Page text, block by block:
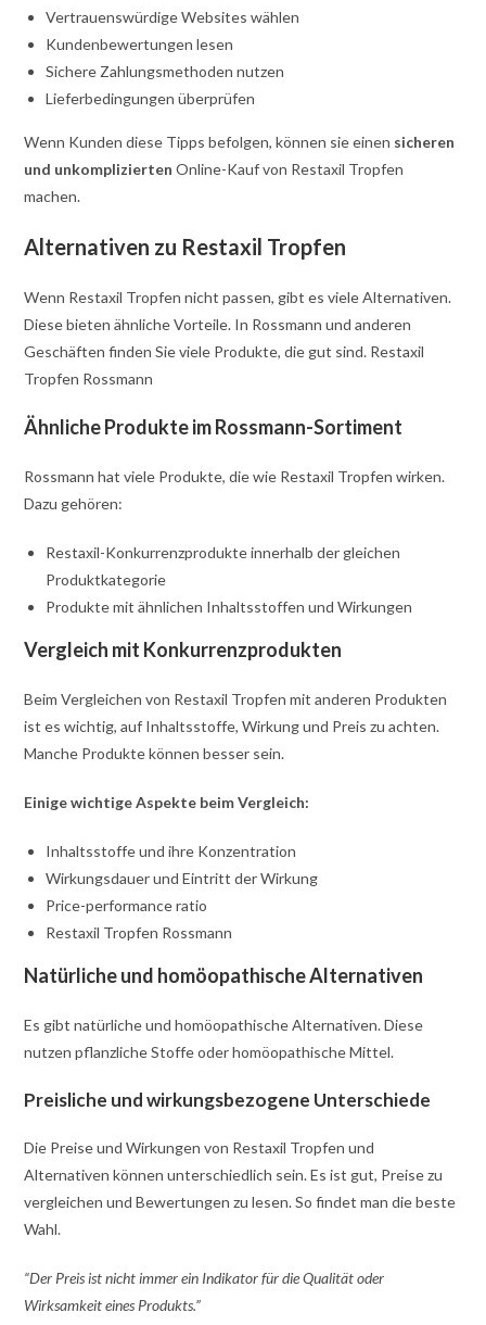
Vertrauenswürdige Websites wählen
Kundenbewertungen lesen
Sichere Zahlungsmethoden nutzen
Lieferbedingungen überprüfen
Wenn Kunden diese Tipps befolgen, können sie einen sicheren
und unkomplizierten Online-Kauf von Restaxil Tropfen
machen.
Alternativen zu Restaxil Tropfen
Wenn Restaxil Tropfen nicht passen, gibt es viele Alternativen.
Diese bieten ähnliche Vorteile. In Rossmann und anderen
Geschäften finden Sie viele Produkte, die gut sind. Restaxil
Tropfen Rossmann
Ähnliche Produkte im Rossmann-Sortiment
Rossmann hat viele Produkte, die wie Restaxil Tropfen wirken.
Dazu gehören:
Restaxil-Konkurrenzprodukte innerhalb der gleichen
Produktkategorie
Produkte mit ähnlichen Inhaltsstoffen und Wirkungen
Vergleich mit Konkurrenzprodukten
Beim Vergleichen von Restaxil Tropfen mit anderen Produkten
ist es wichtig, auf Inhaltsstoffe, Wirkung und Preis zu achten.
Manche Produkte können besser sein.
Einige wichtige Aspekte beim Vergleich:
Inhaltsstoffe und ihre Konzentration
Wirkungsdauer und Eintritt der Wirkung
Price-performance ratio
Restaxil Tropfen Rossmann
Natürliche und homöopathische Alternativen
Es gibt natürliche und homöopathische Alternativen. Diese
nutzen pflanzliche Stoffe oder homöopathische Mittel.
Preisliche und wirkungsbezogene Unterschiede
Die Preise und Wirkungen von Restaxil Tropfen und
Alternativen können unterschiedlich sein. Es ist gut, Preise zu
vergleichen und Bewertungen zu lesen. So findet man die beste
Wahl.
“Der Preis ist nicht immer ein Indikator für die Qualität oder
Wirksamkeit eines Produkts.”